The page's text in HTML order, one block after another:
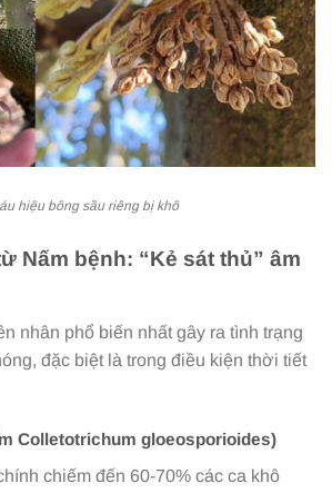
hiệu bông sầu riêng bị khô
Nấm bệnh: “Kẻ sát thủ” âm
nhân phổ biến nhất gây ra tình trạng
đặc biệt là trong điều kiện thời tiết
Colletotrichum gloeosporioides)
chiếm đến 60-70% các ca khô